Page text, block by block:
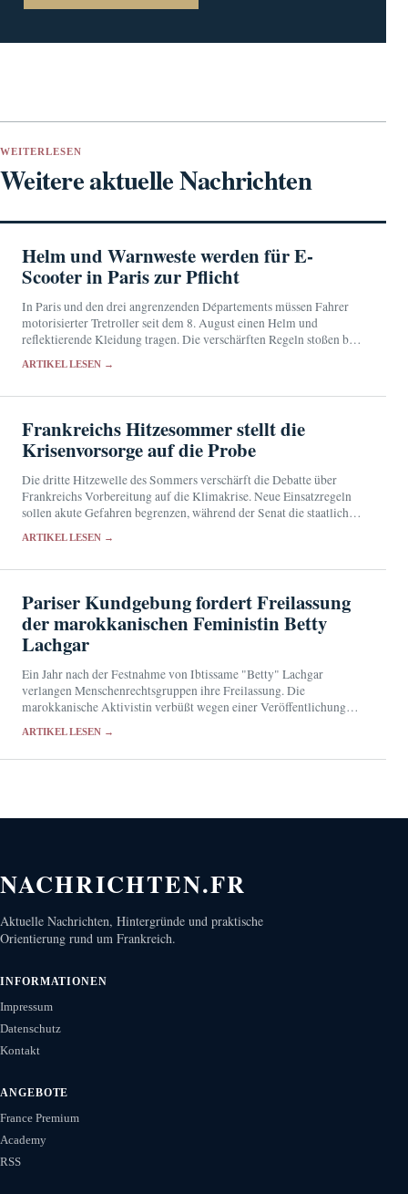
WEITERLESEN
Weitere aktuelle Nachrichten
Helm und Warnweste werden für E-
Scooter in Paris zur Pflicht
In Paris und den drei angrenzenden Départements müssen Fahrer
motorisierter Tretroller seit dem 8. August einen Helm und
reflektierende Kleidung tragen. Die verschärften Regeln stoßen bei
ARTIKEL LESEN →
Frankreichs Hitzesommer stellt die
Krisenvorsorge auf die Probe
Die dritte Hitzewelle des Sommers verschärft die Debatte über
Frankreichs Vorbereitung auf die Klimakrise. Neue Einsatzregeln
sollen akute Gefahren begrenzen, während der Senat die staatliche
ARTIKEL LESEN →
Pariser Kundgebung fordert Freilassung
der marokkanischen Feministin Betty
Lachgar
Ein Jahr nach der Festnahme von Ibtissame "Betty" Lachgar
verlangen Menschenrechtsgruppen ihre Freilassung. Die
marokkanische Aktivistin verbüßt wegen einer Veröffentlichung
ARTIKEL LESEN →
NACHRICHTEN.FR
Aktuelle Nachrichten, Hintergründe und praktische
Orientierung rund um Frankreich.
INFORMATIONEN
Impressum
Datenschutz
Kontakt
ANGEBOTE
France Premium
Academy
RSS